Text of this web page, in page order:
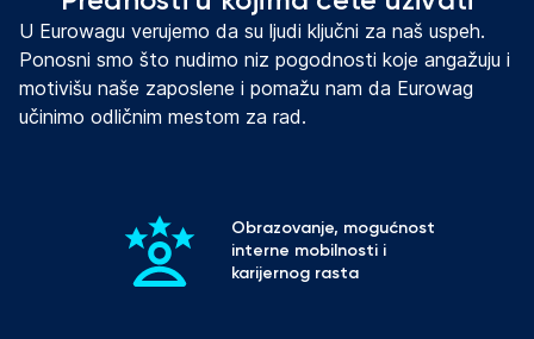
U Eurowagu verujemo da su ljudi ključni za naš uspeh.
Ponosni smo što nudimo niz pogodnosti koje angažuju i
motivišu naše zaposlene i pomažu nam da Eurowag
učinimo odličnim mestom za rad.
Obrazovanje, mogućnost
interne mobilnosti i
karijernog rasta